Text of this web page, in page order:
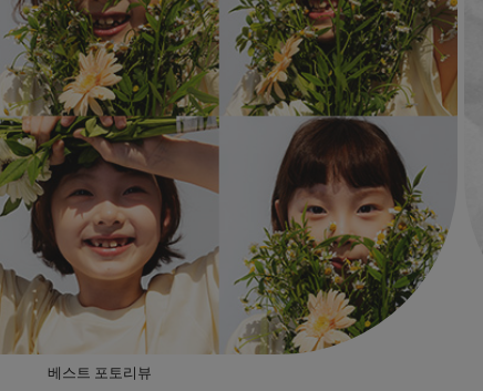
앱설치혜택